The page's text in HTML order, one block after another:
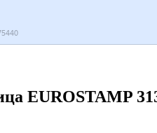
EUROSTAMP